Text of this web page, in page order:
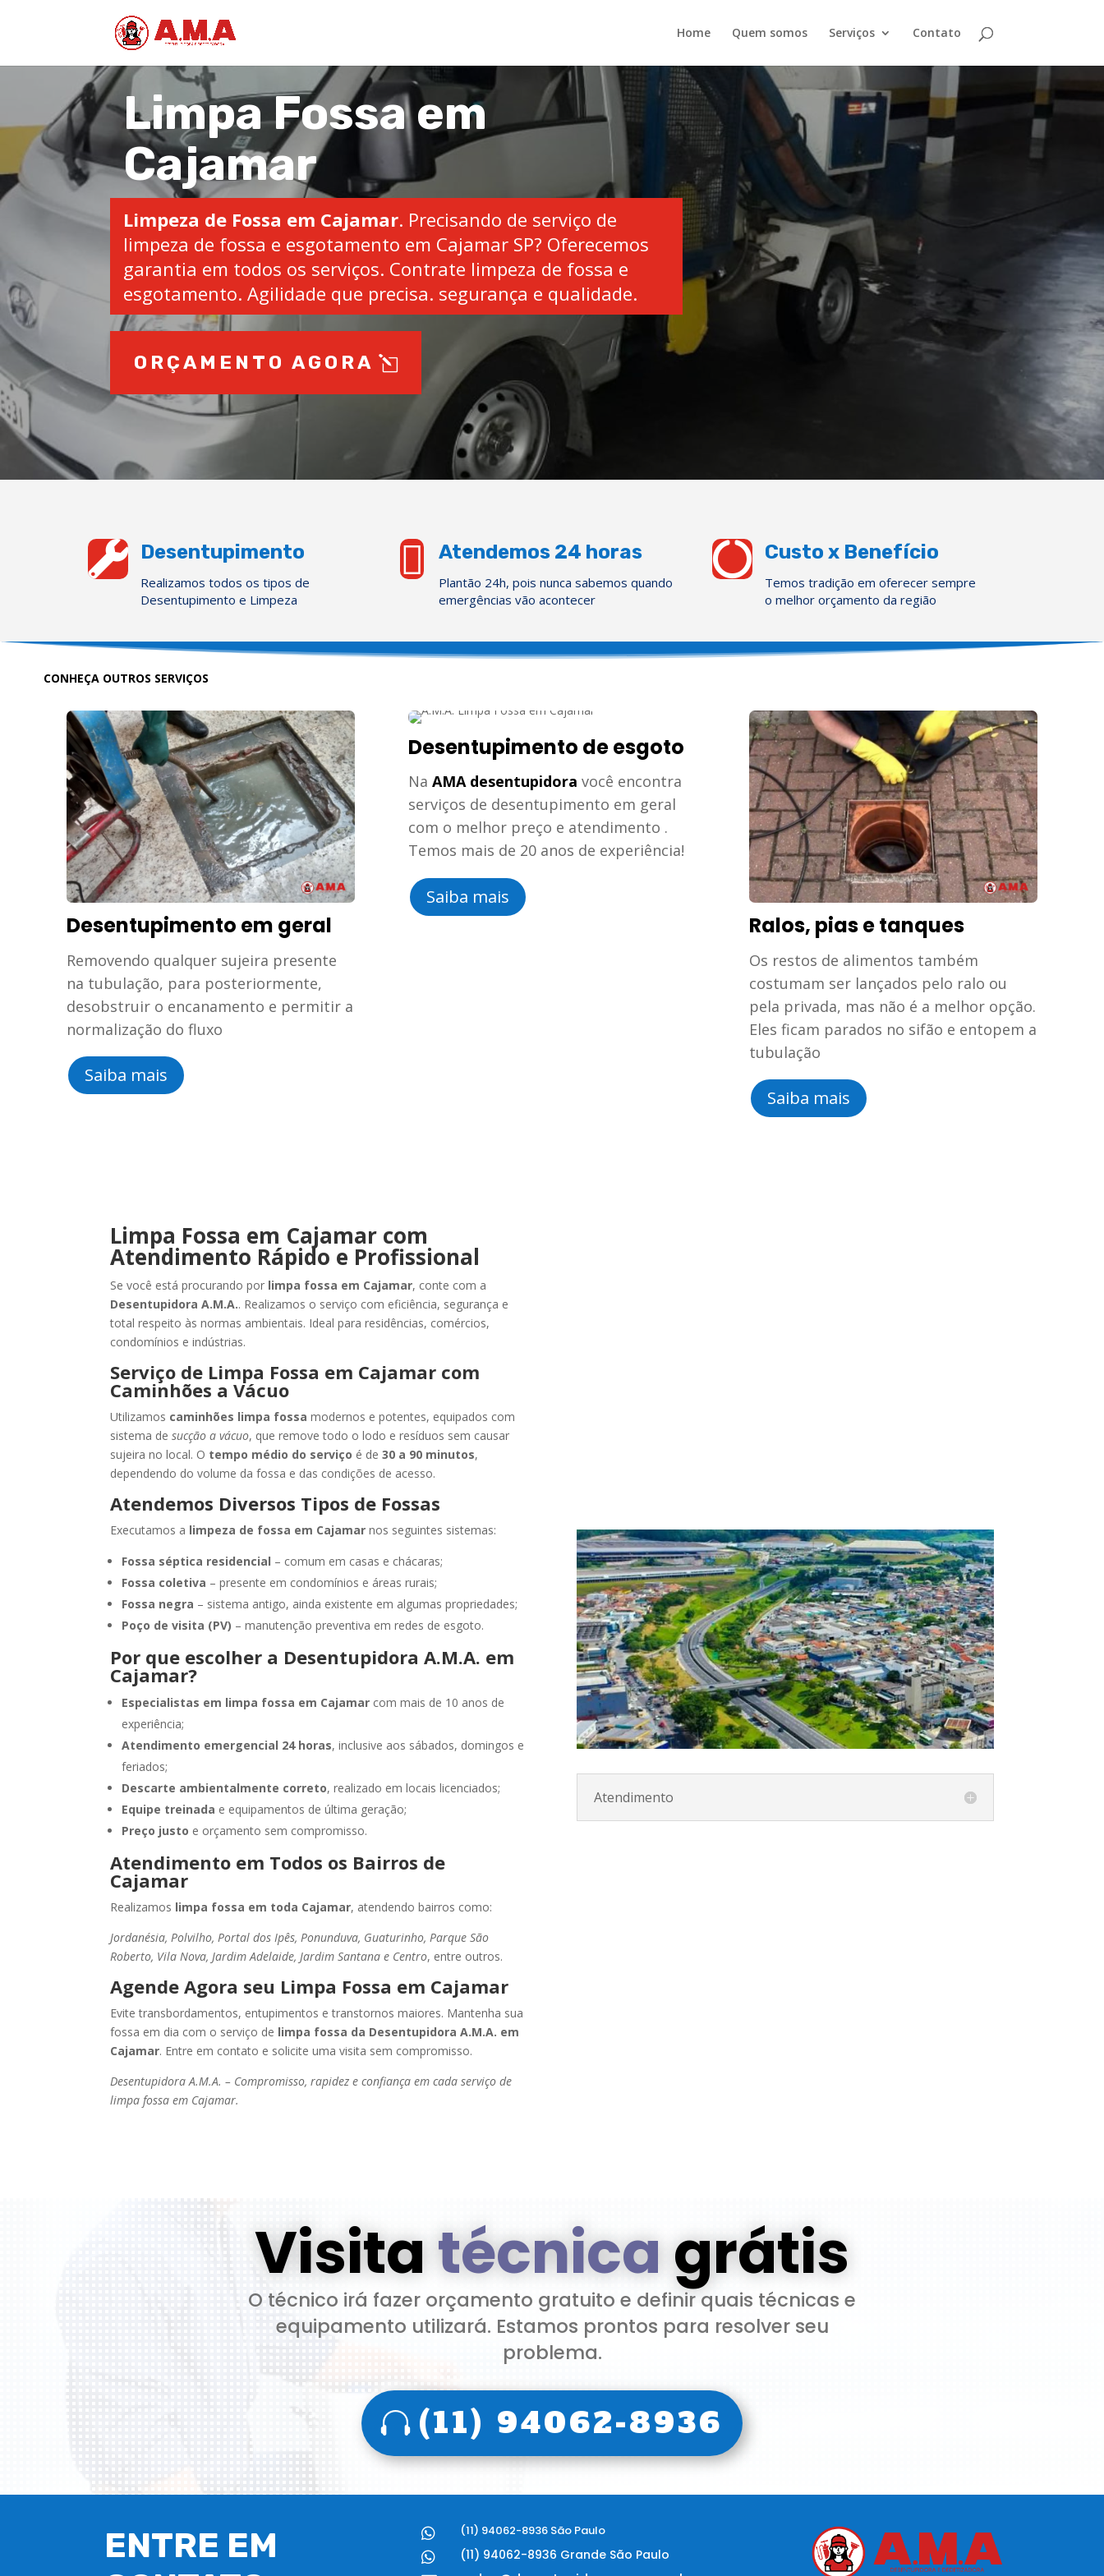
Home Quem somos Serviços Contato
Limpa Fossa em
Cajamar
Limpeza de Fossa em Cajamar. Precisando de serviço de
limpeza de fossa e esgotamento em Cajamar SP? Oferecemos
garantia em todos os serviços. Contrate limpeza de fossa e
esgotamento. Agilidade que precisa. segurança e qualidade.
ORÇAMENTO AGORA
 Desentupimento
Realizamos todos os tipos de
Desentupimento e Limpeza
 Atendemos 24 horas
Plantão 24h, pois nunca sabemos quando
emergências vão acontecer
 Custo x Benefício
Temos tradição em oferecer sempre
o melhor orçamento da região
CONHEÇA OUTROS SERVIÇOS
Desentupimento em geral
Removendo qualquer sujeira presente
na tubulação, para posteriormente,
desobstruir o encanamento e permitir a
normalização do fluxo
Saiba mais
Desentupimento de esgoto
Na AMA desentupidora você encontra
serviços de desentupimento em geral
com o melhor preço e atendimento .
Temos mais de 20 anos de experiência!
Saiba mais
Ralos, pias e tanques
Os restos de alimentos também
costumam ser lançados pelo ralo ou
pela privada, mas não é a melhor opção.
Eles ficam parados no sifão e entopem a
tubulação
Saiba mais
Limpa Fossa em Cajamar com
Atendimento Rápido e Profissional
Se você está procurando por limpa fossa em Cajamar, conte com a
Desentupidora A.M.A.. Realizamos o serviço com eficiência, segurança e
total respeito às normas ambientais. Ideal para residências, comércios,
condomínios e indústrias.
Serviço de Limpa Fossa em Cajamar com
Caminhões a Vácuo
Utilizamos caminhões limpa fossa modernos e potentes, equipados com
sistema desucção a vácuo, que remove todo o lodo e resíduos sem causar
sujeira no local. O tempo médio do serviço é de30 a 90 minutos,
dependendo do volume da fossa e das condições de acesso.
Atendemos Diversos Tipos de Fossas
Executamos a limpeza de fossa em Cajamar nos seguintes sistemas:
Fossa séptica residencial – comum em casas e chácaras;
Fossa coletiva – presente em condomínios e áreas rurais;
Fossa negra – sistema antigo, ainda existente em algumas propriedades;
Poço de visita (PV) – manutenção preventiva em redes de esgoto.
Por que escolher a Desentupidora A.M.A. em
Cajamar?
Especialistas em limpa fossa em Cajamar com mais de 10 anos de
experiência;
Atendimento emergencial 24 horas, inclusive aos sábados, domingos e
feriados;
Descarte ambientalmente correto, realizado em locais licenciados;
Equipe treinada e equipamentos de última geração;
Preço justo e orçamento sem compromisso.
Atendimento em Todos os Bairros de
Cajamar
Realizamos limpa fossa em toda Cajamar, atendendo bairros como:
Jordanésia, Polvilho, Portal dos Ipês, Ponunduva, Guaturinho, Parque São
Roberto, Vila Nova, Jardim Adelaide, Jardim Santana e Centro, entre outros.
Agende Agora seu Limpa Fossa em Cajamar
Evite transbordamentos, entupimentos e transtornos maiores. Mantenha sua
fossa em dia com o serviço de limpa fossa da Desentupidora A.M.A. em
Cajamar. Entre em contato e solicite uma visita sem compromisso.
Desentupidora A.M.A. – Compromisso, rapidez e confiança em cada serviço de
limpa fossa em Cajamar.
Atendimento
Visitatécnicagrátis
O técnico irá fazer orçamento gratuito e definir quais técnicas e
equipamento utilizará. Estamos prontos para resolver seu
problema.
(11) 94062-8936
ENTRE EM

(11) 94062-8936 São Paulo

(11) 94062-8936 Grande São Paulo